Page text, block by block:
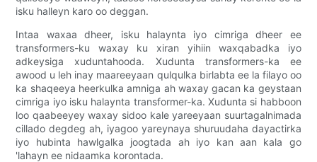
isku halleyn karo oo deggan.
Intaa waxaa dheer, isku halaynta iyo cimriga dheer ee
transformers-ku waxay ku xiran yihiin waxqabadka iyo
adkeysiga xuduntahooda. Xudunta transformers-ka ee
awood u leh inay maareeyaan qulqulka birlabta ee la filayo oo
ka shaqeeya heerkulka amniga ah waxay gacan ka geystaan
​​cimriga iyo isku halaynta transformer-ka. Xudunta si habboon
loo qaabeeyey waxay sidoo kale yareeyaan suurtagalnimada
cillado degdeg ah, iyagoo yareynaya shuruudaha dayactirka
iyo hubinta hawlgalka joogtada ah iyo kan aan kala go
'lahayn ee nidaamka korontada.